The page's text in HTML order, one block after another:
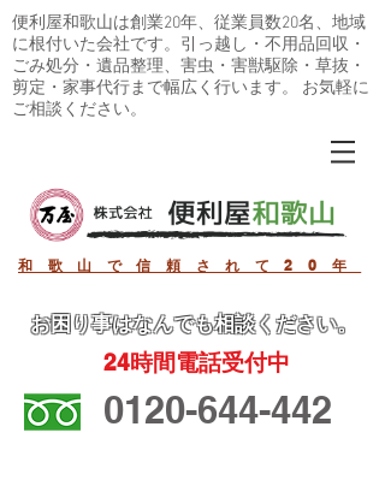
便利屋和歌山は創業20年、従業員数20名、地域
に根付いた会社です。引っ越し・不用品回収・
ごみ処分・遺品整理、害虫・害獣駆除・草抜・
剪定・家事代行まで幅広く行います。 お気軽に
ご相談ください。
和歌山で信頼されて20年
お困り事はなんでも相談ください。
24時間電話受付中
0120-644-442